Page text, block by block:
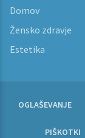
Domov
Žensko zdravje
Estetika
OGLAŠEVANJE
PIŠKOTKI